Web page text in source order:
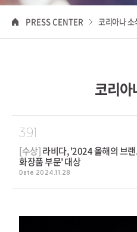
PRESS CENTER 코리아나 소
391
[수상]라비다, '2024 올해의 브
화장품 부문' 대상
Date 2024.11.28